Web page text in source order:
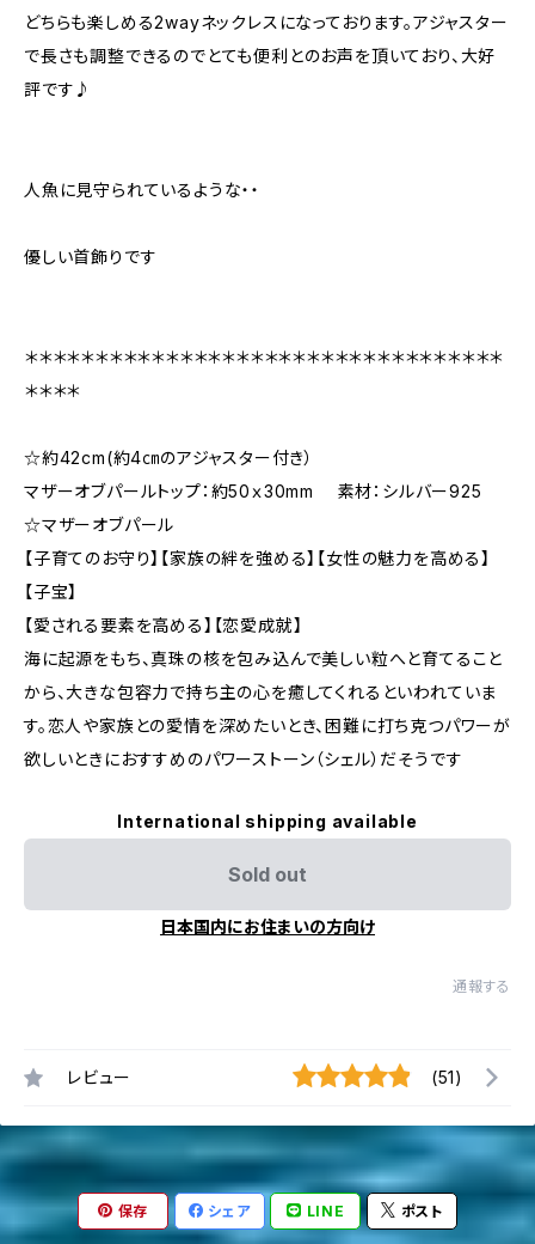
どちらも楽しめる2wayネックレスになっております。アジャスター
で長さも調整できるのでとても便利とのお声を頂いており、大好
評です♪
人魚に見守られているような・・
優しい首飾りです
＊＊＊＊＊＊＊＊＊＊＊＊＊＊＊＊＊＊＊＊＊＊＊＊＊＊＊＊＊＊＊＊＊＊
＊＊＊＊
☆約42cm(約4㎝のアジャスター付き）
マザーオブパールトップ：約50ｘ30mm 素材：シルバー925
☆マザーオブパール
【子育てのお守り】【家族の絆を強める】【女性の魅力を高める】
【子宝】
【愛される要素を高める】【恋愛成就】
海に起源をもち、真珠の核を包み込んで美しい粒へと育てること
から、大きな包容力で持ち主の心を癒してくれるといわれていま
す。恋人や家族との愛情を深めたいとき、困難に打ち克つパワーが
欲しいときにおすすめのパワーストーン（シェル）だそうです
International shipping available
Sold out
日本国内にお住まいの方向け
通報する
レビュー (51)
保存 シェア LINE ポスト